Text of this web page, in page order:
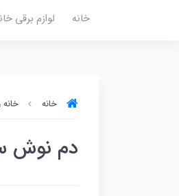
خانه لوازم برقی
خانه
دم نوش